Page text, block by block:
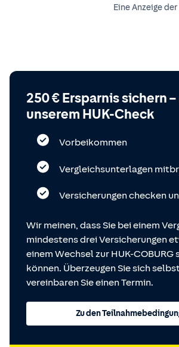
Eine Anzeige der
250 € Ersparnis sichern
unserem HUK-Check
Vorbeikommen
Vergleichsunterlagen
Versicherungen checken
Wir meinen, dass Sie bei einem
mindestens drei Versicherungen
einem Wechsel zur HUK-COBURG
können. Überzeugen Sie sich
vereinbaren Sie einen Termin.
Zu den